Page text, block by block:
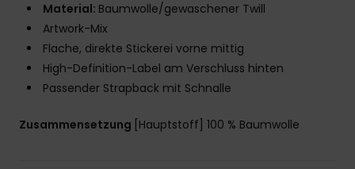
Material: Baumwolle/gewaschener Twill
Artwork-Mix
Flache, direkte Stickerei vorne mittig
High-Definition-Label am Verschluss hinten
Passender Strapback mit Schnalle
Zusammensetzung [Hauptstoff] 100 % Baumwolle